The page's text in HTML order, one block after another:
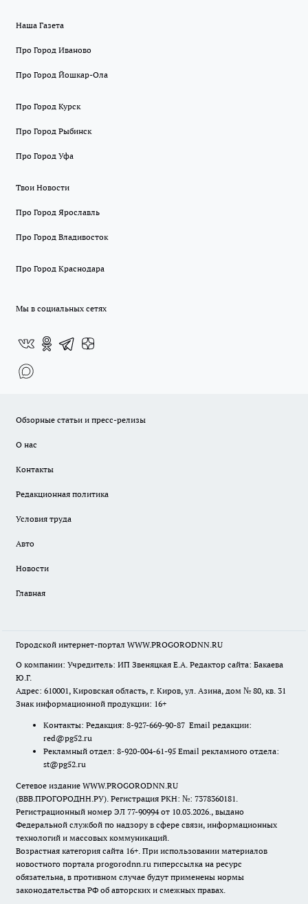
Наша Газета
Про Город Иваново
Про Город Йошкар-Ола
Про Город Курск
Про Город Рыбинск
Про Город Уфа
Твои Новости
Про Город Ярославль
Про Город Владивосток
Про Город Краснодара
Мы в социальных сетях
Обзорные статьи и пресс-релизы
О нас
Контакты
Редакционная политика
Условия труда
Авто
Новости
Главная
Городской интернет-портал WWW.PROGORODNN.RU
О компании: Учредитель: ИП Звеняцкая Е.А. Редактор сайта: Бакаева
Ю.Г.
Адрес: 610001, Кировская область, г. Киров, ул. Азина, дом № 80, кв. 31
Знак информационной продукции: 16+
Контакты: Редакция: 8-927-669-90-87 Email редакции:
red@pg52.ru
Рекламный отдел: 8-920-004-61-95 Email рекламного отдела:
st@pg52.ru
Сетевое издание WWW.PROGORODNN.RU
(ВВВ.ПРОГОРОДНН.РУ). Регистрация РКН: №: 7378360181.
Регистрационный номер ЭЛ 77-90994 от 10.03.2026., выдано
Федеральной службой по надзору в сфере связи, информационных
технологий и массовых коммуникаций.
Возрастная категория сайта 16+. При использовании материалов
новостного портала progorodnn.ru гиперссылка на ресурс
обязательна, в противном случае будут применены нормы
законодательства РФ об авторских и смежных правах.